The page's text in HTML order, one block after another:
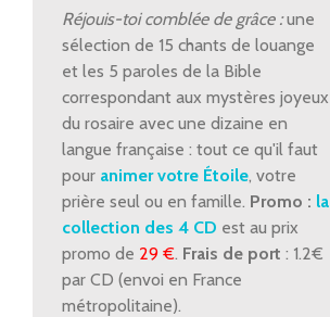
et
mystères
joyeux
quantity
Réjouis-toi comblée de grâce :une
sélection de 15 chants de louange
et les 5 paroles de la Bible
correspondant aux mystères joyeux
du rosaire avec une dizaine en
langue française : tout ce qu'il faut
pour animer votre Étoile, votre
prière seul ou en famille. Promo : la
collection des 4 CD est au prix
promo de 29 €. Frais de port : 1.2€
par CD (envoi en France
métropolitaine).